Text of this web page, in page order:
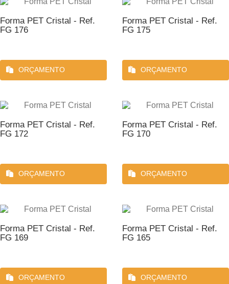
Forma PET Cristal - Ref.
FG 176
ORÇAMENTO
Forma PET Cristal - Ref.
FG 175
ORÇAMENTO
Forma PET Cristal - Ref.
FG 172
ORÇAMENTO
Forma PET Cristal - Ref.
FG 170
ORÇAMENTO
Forma PET Cristal - Ref.
FG 169
ORÇAMENTO
Forma PET Cristal - Ref.
FG 165
ORÇAMENTO